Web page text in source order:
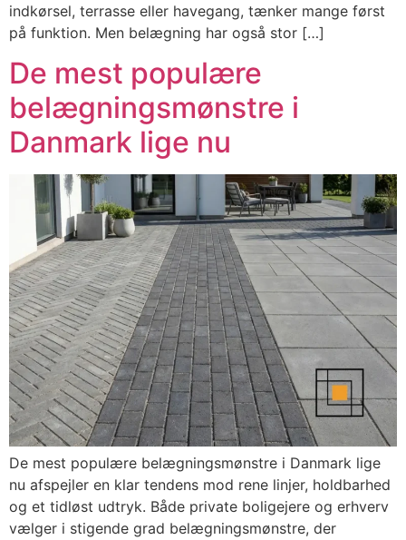
indkørsel, terrasse eller havegang, tænker mange først
på funktion. Men belægning har også stor […]
De mest populære
belægningsmønstre i
Danmark lige nu
De mest populære belægningsmønstre i Danmark lige
nu afspejler en klar tendens mod rene linjer, holdbarhed
og et tidløst udtryk. Både private boligejere og erhverv
vælger i stigende grad belægningsmønstre, der